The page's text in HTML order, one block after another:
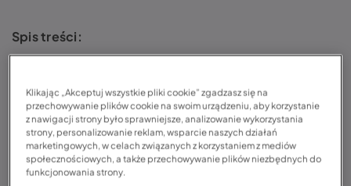
Spis treści:
Parkowanie na miejscu dla niepełnosprawnych —
komu przysługuje?
2.Parkowanie na miejscu dla niepełnosprawnych
na osiedlu
3.Ile powinno być miejsc dla osób
Klikając „Akceptuj wszystkie pliki cookie” zgadzasz się na
przechowywanie plików cookie na swoim urządzeniu, aby korzystanie
z nawigacji strony było sprawniejsze, analizowanie wykorzystania
strony, personalizowanie reklam, wsparcie naszych działań
marketingowych, w celach związanych z korzystaniem z mediów
społecznościowych, a także przechowywanie plików niezbędnych do
funkcjonowania strony.